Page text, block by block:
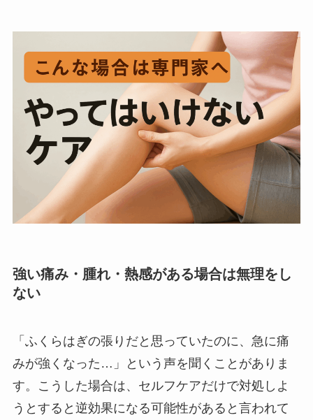
強い痛み・腫れ・熱感がある場合は無理をし
ない
「ふくらはぎの張りだと思っていたのに、急に痛
みが強くなった…」という声を聞くことがありま
す。こうした場合は、セルフケアだけで対処しよ
うとすると逆効果になる可能性があると言われて